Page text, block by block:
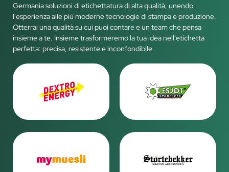
Germania soluzioni di etichettatura di alta qualità, unendo
l'esperienza alle più moderne tecnologie di stampa e produzione.
Otterrai una qualità su cui puoi contare e un team che pensa
insieme a te. Insieme trasformeremo la tua idea nell'etichetta
perfetta: precisa, resistente e inconfondibile.